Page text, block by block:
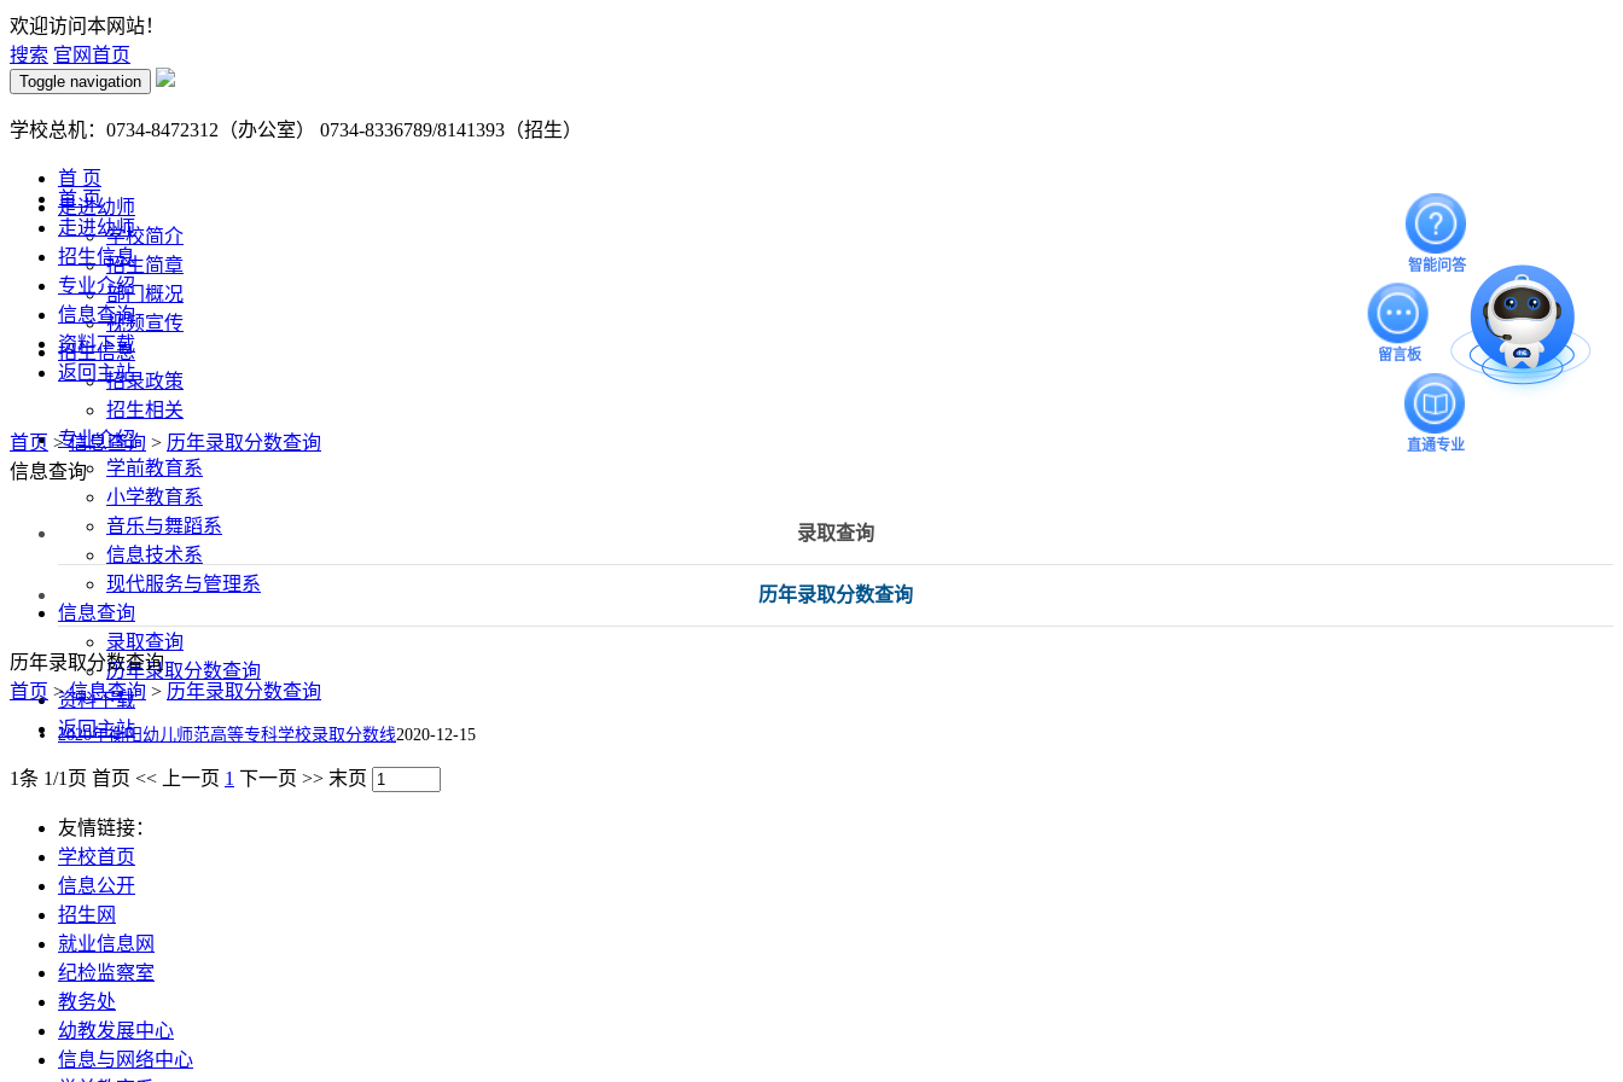
欢迎访问本网站！
搜索 官网首页
Toggle navigation
学校总机：0734-8472312（办公室） 0734-8336789/8141393（招生）
首 页
走进幼师
学校简介
招生简章
部门概况
视频宣传
招生信息
招录政策
招生相关
专业介绍
学前教育系
小学教育系
音乐与舞蹈系
信息技术系
现代服务与管理系
信息查询
录取查询
历年录取分数查询
资料下载
返回主站
首 页
走进幼师
招生信息
专业介绍
信息查询
资料下载
返回主站
首页 >信息查询 > 历年录取分数查询
信息查询
录取查询
历年录取分数查询
历年录取分数查询
首页 >信息查询 > 历年录取分数查询
2020年衡阳幼儿师范高等专科学校录取分数线2020-12-15
1条 1/1页 首页 << 上一页 1 下一页 >> 末页
友情链接：
学校首页
信息公开
招生网
就业信息网
纪检监察室
教务处
幼教发展中心
信息与网络中心
智能问答
留言板
直通专业